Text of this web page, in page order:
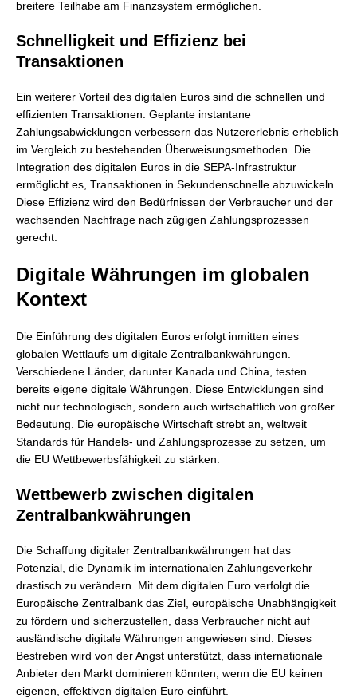
breitere Teilhabe am Finanzsystem ermöglichen.
Schnelligkeit und Effizienz bei
Transaktionen
Ein weiterer Vorteil des digitalen Euros sind die schnellen und
effizienten Transaktionen. Geplante instantane
Zahlungsabwicklungen verbessern das Nutzererlebnis erheblich
im Vergleich zu bestehenden Überweisungsmethoden. Die
Integration des digitalen Euros in die SEPA-Infrastruktur
ermöglicht es, Transaktionen in Sekundenschnelle abzuwickeln.
Diese Effizienz wird den Bedürfnissen der Verbraucher und der
wachsenden Nachfrage nach zügigen Zahlungsprozessen
gerecht.
Digitale Währungen im globalen
Kontext
Die Einführung des digitalen Euros erfolgt inmitten eines
globalen Wettlaufs um digitale Zentralbankwährungen.
Verschiedene Länder, darunter Kanada und China, testen
bereits eigene digitale Währungen. Diese Entwicklungen sind
nicht nur technologisch, sondern auch wirtschaftlich von großer
Bedeutung. Die europäische Wirtschaft strebt an, weltweit
Standards für Handels- und Zahlungsprozesse zu setzen, um
die EU Wettbewerbsfähigkeit zu stärken.
Wettbewerb zwischen digitalen
Zentralbankwährungen
Die Schaffung digitaler Zentralbankwährungen hat das
Potenzial, die Dynamik im internationalen Zahlungsverkehr
drastisch zu verändern. Mit dem digitalen Euro verfolgt die
Europäische Zentralbank das Ziel, europäische Unabhängigkeit
zu fördern und sicherzustellen, dass Verbraucher nicht auf
ausländische digitale Währungen angewiesen sind. Dieses
Bestreben wird von der Angst unterstützt, dass internationale
Anbieter den Markt dominieren könnten, wenn die EU keinen
eigenen, effektiven digitalen Euro einführt.